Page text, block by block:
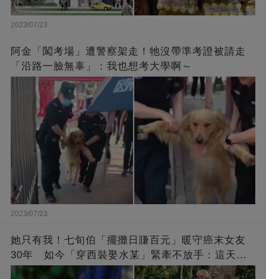
2023/07/23
阿金「闖考場」遭警察架走！牠沒帶準考證被請走
「沿路一臉無辜」：我也想考大學啊～
2023/07/23
她只有我！七旬伯「擺攤日賺百元」暖守癌末女友
30年 如今「穿西裝娶水某」緊牽不放手：這天等
了好久